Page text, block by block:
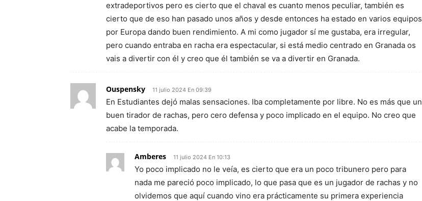
extradeportivos pero es cierto que el chaval es cuanto menos peculiar, también es
cierto que de eso han pasado unos años y desde entonces ha estado en varios equipos
por Europa dando buen rendimiento. A mi como jugador sí me gustaba, era irregular,
pero cuando entraba en racha era espectacular, si está medio centrado en Granada os
vais a divertir con él y creo que él también se va a divertir en Granada.
Ouspensky 11 julio 2024 En 09:39
En Estudiantes dejó malas sensaciones. Iba completamente por libre. No es más que un
buen tirador de rachas, pero cero defensa y poco implicado en el equipo. No creo que
acabe la temporada.
Amberes 11 julio 2024 En 10:13
Yo poco implicado no le veía, es cierto que era un poco tribunero pero para
nada me pareció poco implicado, lo que pasa que es un jugador de rachas y no
olvidemos que aquí cuando vino era prácticamente su primera experiencia